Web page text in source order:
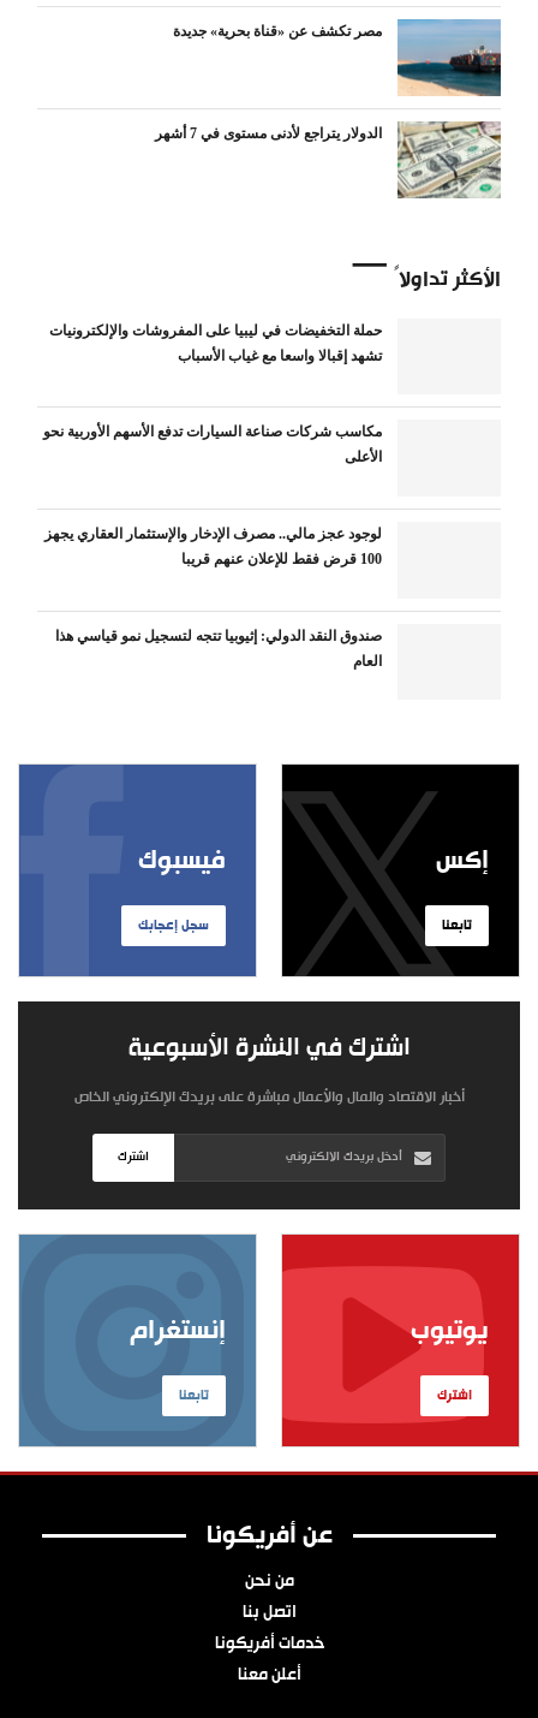
مصر تكشف عن «قناة بحرية» جديدة
الدولار يتراجع لأدنى مستوى في 7 أشهر
الأكثر تداولاً
حملة التخفيضات في ليبيا على المفروشات والإلكترونيات
تشهد إقبالا واسعا مع غياب الأسباب
مكاسب شركات صناعة السيارات تدفع الأسهم الأوربية نحو
الأعلى
لوجود عجز مالي.. مصرف الإدخار والإستثمار العقاري يجهز
100 قرض فقط للإعلان عنهم قريبا
صندوق النقد الدولي: إثيوبيا تتجه لتسجيل نمو قياسي هذا
العام
فيسبوك
سجل إعجابك
إكس
تابعنا
اشترك في النشرة الأسبوعية
أخبار الاقتصاد والمال والأعمال مباشرة على بريدك الإلكتروني الخاص
اشترك
إنستغرام
تابعنا
يوتيوب
اشترك
عن أفريكونا
من نحن
اتصل بنا
خدمات أفريكونا
أعلن معنا